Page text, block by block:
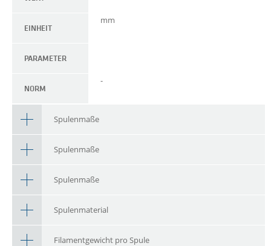
EINHEIT
mm
PARAMETER
NORM
-
Spulenmaße
Spulenmaße
Spulenmaße
Spulenmaterial
Filamentgewicht pro Spule